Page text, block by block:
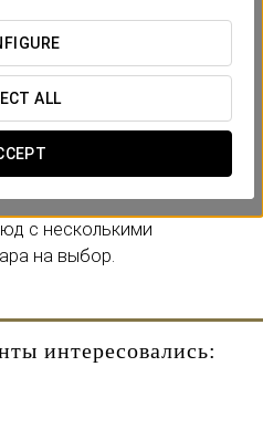
ALL
La
в нашем ресторане La
и элегантной атмосфере
международной и
с несколькими
на выбор.
интересовались: